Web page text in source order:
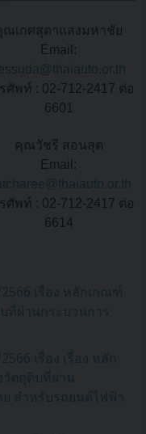
ณเกศสุดาแสงมหาชัย
Email:
ศัพท์ : 02-712-2417 ต่อ
6601
คุณวัชรี สอนสุด
Email:
ศัพท์ : 02-712-2417 ต่อ
6614
เรื่อง หลักเกณฑ์
ที่ผ่านกระบวนการ
เรื่อง เรื่อง หลัก
ตถุดิบที่ผ่าน
สำหรับรถยนต์ไฟฟ้า